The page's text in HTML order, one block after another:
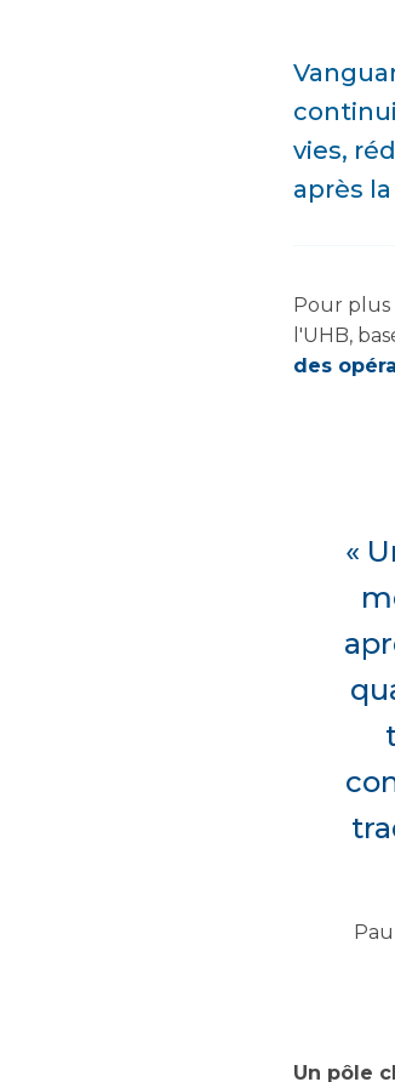
vies,
après
Pour plus
l'UHB,
des
«
Un pôle